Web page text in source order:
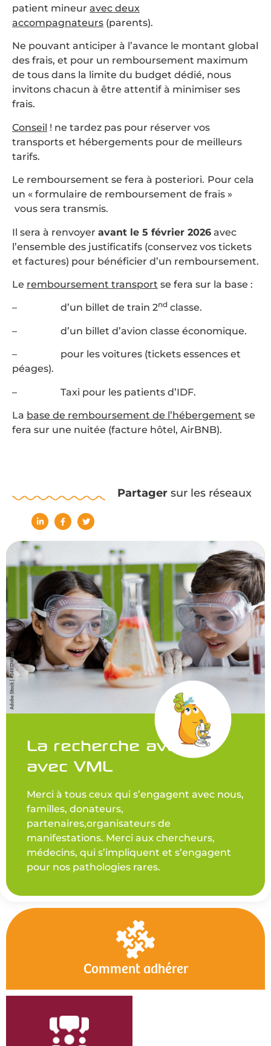
patient mineur avec deux
accompagnateurs (parents).
Ne pouvant anticiper à l’avance le montant global
des frais, et pour un remboursement maximum
de tous dans la limite du budget dédié, nous
invitons chacun à être attentif à minimiser ses
frais.
Conseil ! ne tardez pas pour réserver vos
transports et hébergements pour de meilleurs
tarifs.
Le remboursement se fera à posteriori. Pour cela
un « formulaire de remboursement de frais »
vous sera transmis.
Il sera à renvoyer avant le 5 février 2026 avec
l’ensemble des justificatifs (conservez vos tickets
et factures) pour bénéficier d’un remboursement.
Le remboursement transport se fera sur la base :
– d’un billet de train 2nd classe.
– d’un billet d’avion classe économique.
– pour les voitures (tickets essences et
péages).
– Taxi pour les patients d’IDF.
La base de remboursement de l’hébergement se
fera sur une nuitée (facture hôtel, AirBNB).
Partagersur les réseaux
La recherche avance
avec VML
Merci à tous ceux qui s’engagent avec nous,
familles, donateurs,
partenaires,organisateurs de
manifestations. Merci aux chercheurs,
médecins, qui s’impliquent et s’engagent
pour nos pathologies rares.
Comment adhérer